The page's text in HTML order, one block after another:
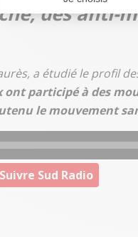
des anti-
a étudié le profil
ont participé à des
le mouvement
Suivre Sud Radio